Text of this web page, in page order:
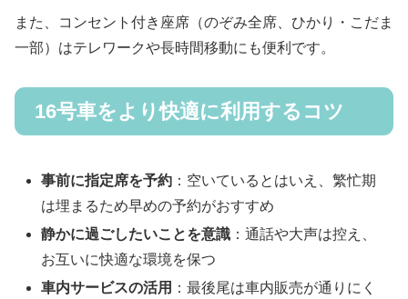
また、コンセント付き座席（のぞみ全席、ひかり・こだま
一部）はテレワークや長時間移動にも便利です。
16号車をより快適に利用するコツ
事前に指定席を予約 ：空いているとはいえ、繁忙期
は埋まるため早めの予約がおすすめ
静かに過ごしたいことを意識 ：通話や大声は控え、
お互いに快適な環境を保つ
車内サービスの活用 ：最後尾は車内販売が通りにく